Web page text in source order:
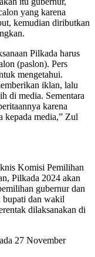
yang karena
kemudian diributkan
Pilkada harus
(paslon). Pers
mengetahui.
iklan, lalu
di media. Sementara
karena
kepada media,” Zul
Komisi Pemilihan
Pilkada 2024 akan
gubernur dan
bupati dan wakil
dilaksanakan di
27 November